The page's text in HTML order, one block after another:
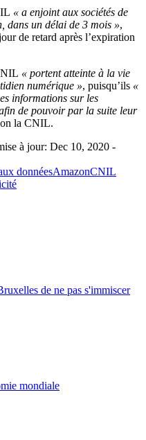
« a enjoint aux sociétés de
dans un délai de 3 mois »,
de retard après l’expiration
« portent atteinte à la vie
numérique », puisqu’ils «
informations sur les
de pouvoir par la suite leur
la CNIL.
à jour: Dec 10, 2020 -
donnéesAmazonCNIL
de ne pas s'immiscer
mondiale